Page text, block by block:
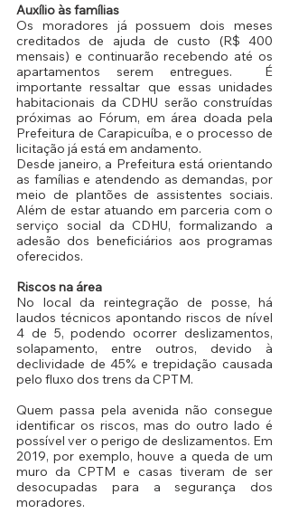
Auxílio às famílias
Os moradores já possuem dois meses
creditados de ajuda de custo (R$ 400
mensais) e continuarão recebendo até os
apartamentos serem entregues.  É
importante ressaltar que essas unidades
habitacionais da CDHU serão construídas
próximas ao Fórum, em área doada pela
Prefeitura de Carapicuíba, e o processo de
licitação já está em andamento.
Desde janeiro, a Prefeitura está orientando
as famílias e atendendo as demandas, por
meio de plantões de assistentes sociais.
Além de estar atuando em parceria com o
serviço social da CDHU, formalizando a
adesão dos beneficiários aos programas
oferecidos.
Riscos na área
No local da reintegração de posse, há
laudos técnicos apontando riscos de nível
4 de 5, podendo ocorrer deslizamentos,
solapamento, entre outros, devido à
declividade de 45% e trepidação causada
pelo fluxo dos trens da CPTM.
Quem passa pela avenida não consegue
identificar os riscos, mas do outro lado é
possível ver o perigo de deslizamentos. Em
2019, por exemplo, houve a queda de um
muro da CPTM e casas tiveram de ser
desocupadas para a segurança dos
moradores.